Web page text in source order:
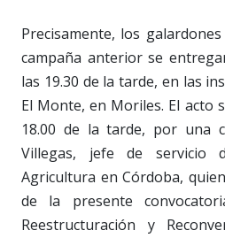
Precisamente, los
campaña anterior se
las 19.30 de la tarde, en las
El Monte, en Moriles. El acto
18.00 de la tarde, por una
Villegas, jefe de servicio
Agricultura en Córdoba,
de la presente
Reestructuración y